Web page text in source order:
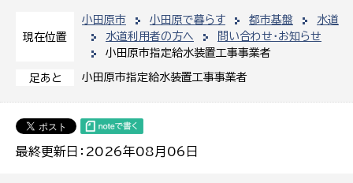
現在位置
小田原市 小田原で暮らす 都市基盤
水道
水道利用者の方へ
問い合わせ・お知らせ
小田原市指定給水装置工事事業者
足あと 小田原市指定給水装置工事事業者
最終更新日：2026年08月06日